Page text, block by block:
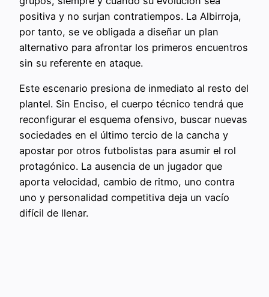
positiva y no surjan contratiempos. La Albirroja,
por tanto, se ve obligada a diseñar un plan
alternativo para afrontar los primeros encuentros
sin su referente en ataque.
Este escenario presiona de inmediato al resto del
plantel. Sin Enciso, el cuerpo técnico tendrá que
reconfigurar el esquema ofensivo, buscar nuevas
sociedades en el último tercio de la cancha y
apostar por otros futbolistas para asumir el rol
protagónico. La ausencia de un jugador que
aporta velocidad, cambio de ritmo, uno contra
uno y personalidad competitiva deja un vacío
difícil de llenar.